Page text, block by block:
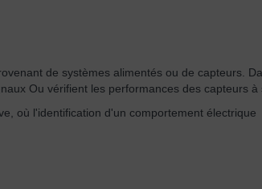
de systèmes alimentés ou de capteurs.
Ou vérifient les performances des capteurs à
où l'identification d'un comportement électrique